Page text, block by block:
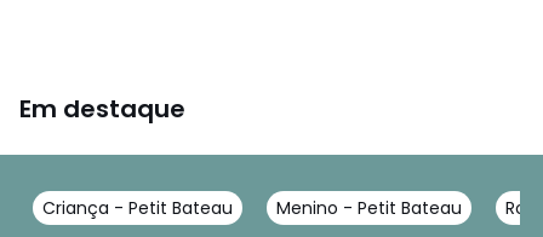
Em destaque
Criança - Petit Bateau Menino - Petit Bateau